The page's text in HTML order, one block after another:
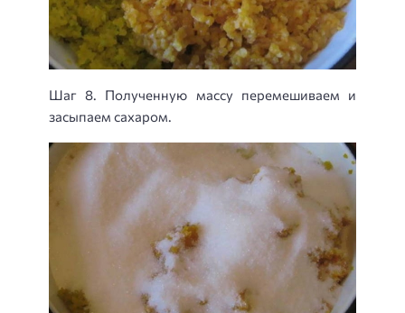
Шаг 8. Полученную массу перемешиваем и
засыпаем сахаром.